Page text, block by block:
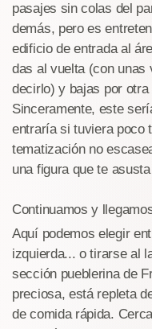
pasajes sin colas del
demás, pero es
edificio de entrada al
das al vuelta (con unas
decirlo) y bajas por
Sinceramente, este
entraría si tuviera poco
tematización no
una figura que te
Continuamos y
Aquí podemos elegir
izquierda... o tirarse al
sección pueblerina de
preciosa, está repleta
de comida rápida.